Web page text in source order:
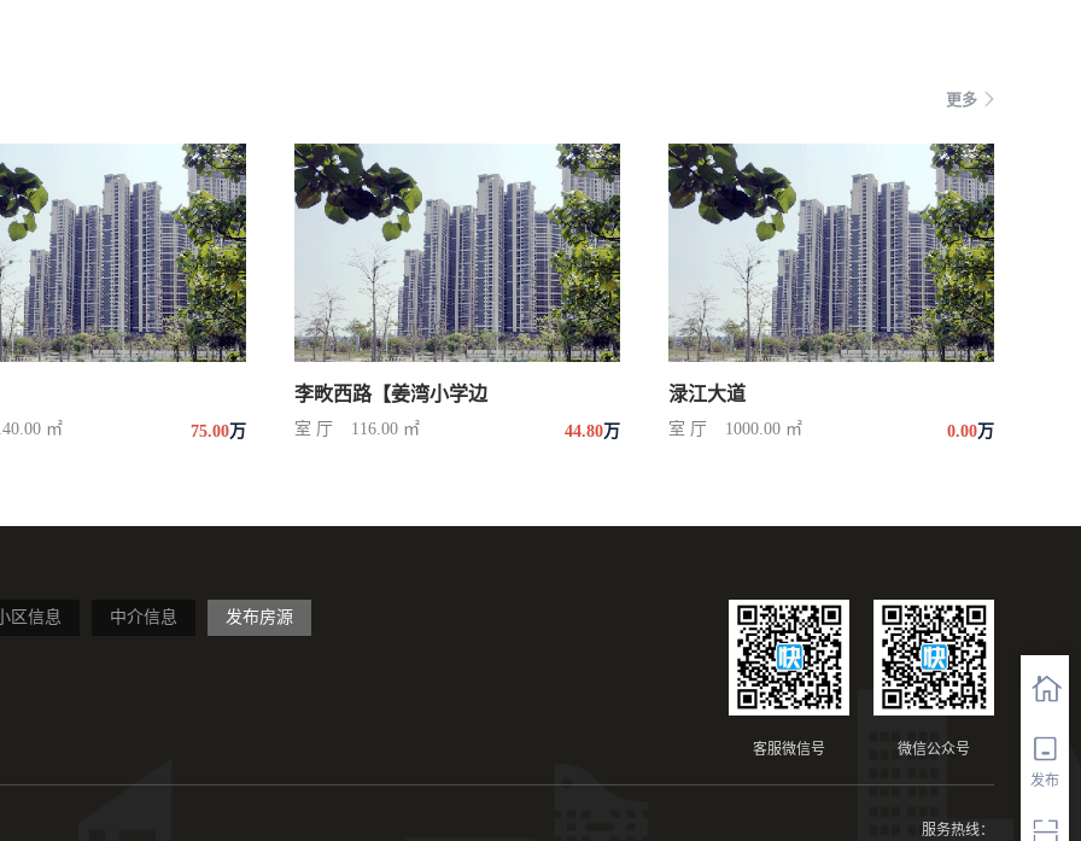
发布
更多
㎡ 75.00万
李畋西路【姜湾小学边
室 厅 116.00 ㎡ 44.80万
渌江大道
室 厅 1000.00 ㎡ 0.00万
区信息 中介信息 发布房源
微信公众号
客服微信号
服务热线：